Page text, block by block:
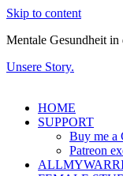
Skip to content
Mentale Gesundheit
Unsere Story.
HOME
SUPPORT
Buy me a
Patreon